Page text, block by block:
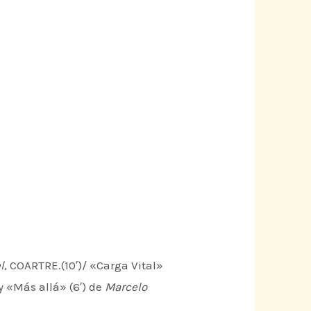
, COARTRE.(10′)/ «Carga Vital»
«Más allá» (6′) de Marcelo